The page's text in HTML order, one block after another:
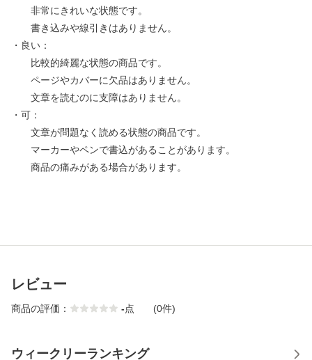
非常にきれいな状態です。
書き込みや線引きはありません。
・良い：
比較的綺麗な状態の商品です。
ページやカバーに欠品はありません。
文章を読むのに支障はありません。
・可：
文章が問題なく読める状態の商品です。
マーカーやペンで書込があることがあります。
商品の痛みがある場合があります。
レビュー
商品の評価： -点 (0件)
ウィークリーランキング